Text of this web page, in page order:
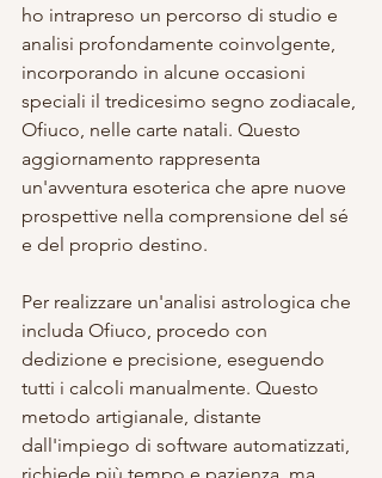
ho intrapreso un percorso di studio e
analisi profondamente coinvolgente,
incorporando in alcune occasioni
speciali il tredicesimo segno zodiacale,
Ofiuco, nelle carte natali. Questo
aggiornamento rappresenta
un'avventura esoterica che apre nuove
prospettive nella comprensione del sé
e del proprio destino.
Per realizzare un'analisi astrologica che
includa Ofiuco, procedo con
dedizione e precisione, eseguendo
tutti i calcoli manualmente. Questo
metodo artigianale, distante
dall'impiego di software automatizzati,